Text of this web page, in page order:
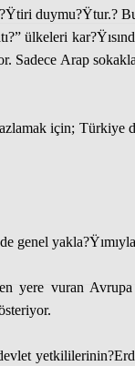
duymu?Ÿtur.?
ülkeleri
Sadece Arap
için;
genel
yere vuran
yetkililerinin?